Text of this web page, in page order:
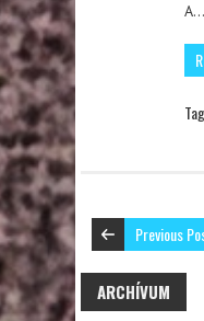
A…
Previous
ARCHÍVUM
ARCHÍVUM